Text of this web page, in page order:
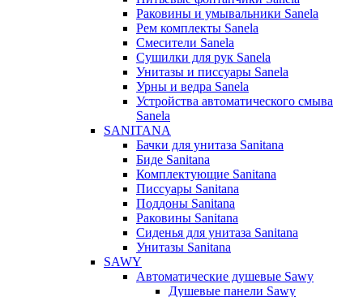
Раковины и умывальники Sanela
Рем комплекты Sanela
Смесители Sanela
Сушилки для рук Sanela
Унитазы и писсуары Sanela
Урны и ведра Sanela
Устройства автоматического смыва
Sanela
SANITANA
Бачки для унитаза Sanitana
Биде Sanitana
Комплектующие Sanitana
Писсуары Sanitana
Поддоны Sanitana
Раковины Sanitana
Сиденья для унитаза Sanitana
Унитазы Sanitana
SAWY
Автоматические душевые Sawy
Душевые панели Sawy